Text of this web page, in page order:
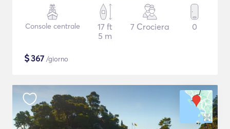
Console centrale
17 ft
5 m
7 Crociera 0
$367 /giorno